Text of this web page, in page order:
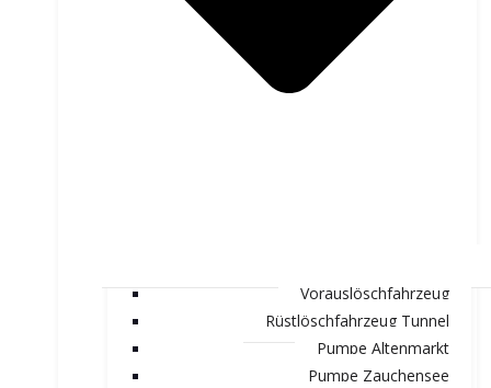
Vorauslöschfahrzeug
Rüstlöschfahrzeug Tunnel
Pumpe Altenmarkt
Pumpe Zauchensee